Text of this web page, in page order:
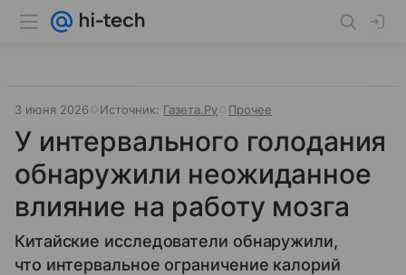
3 июня 2026 Источник: Газета.Ру Прочее
У интервального голодания
обнаружили неожиданное
влияние на работу мозга
Китайские исследователи обнаружили,
что интервальное ограничение калорий